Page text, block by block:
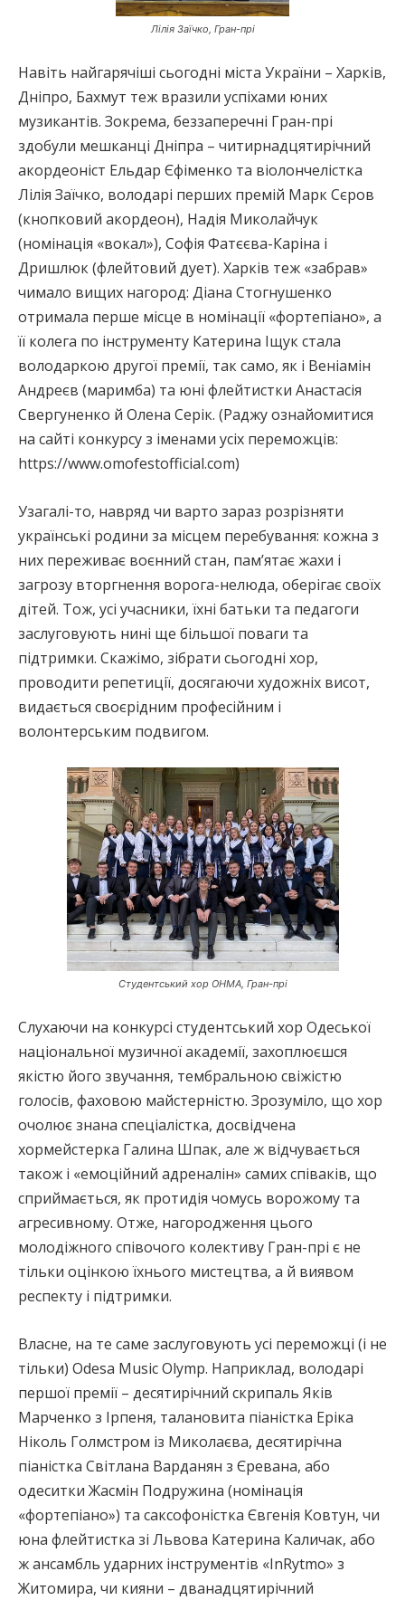
Лілія Заїчко, Гран-прі
Навіть найгарячіші сьогодні міста України – Харків,
Дніпро, Бахмут теж вразили успіхами юних
музикантів. Зокрема, беззаперечні Гран-прі
здобули мешканці Дніпра – читирнадцятирічний
акордеоніст Ельдар Єфіменко та віолончелістка
Лілія Заїчко, володарі перших премій Марк Сєров
(кнопковий акордеон), Надія Миколайчук
(номінація «вокал»), Софія Фатєєва-Каріна і
Дришлюк (флейтовий дует). Харків теж «забрав»
чимало вищих нагород: Діана Стогнушенко
отримала перше місце в номінації «фортепіано», а
її колега по інструменту Катерина Іщук стала
володаркою другої премії, так само, як і Веніамін
Андреєв (маримба) та юні флейтистки Анастасія
Свергуненко й Олена Серік. (Раджу ознайомитися
на сайті конкурсу з іменами усіх переможців:
https://www.omofestofficial.com)
Узагалі-то, навряд чи варто зараз розрізняти
українські родини за місцем перебування: кожна з
них переживає воєнний стан, пам’ятає жахи і
загрозу вторгнення ворога-нелюда, оберігає своїх
дітей. Тож, усі учасники, їхні батьки та педагоги
заслуговують нині ще більшої поваги та
підтримки. Скажімо, зібрати сьогодні хор,
проводити репетиції, досягаючи художніх висот,
видається своєрідним професійним і
волонтерським подвигом.
Студентський хор ОНМА, Гран-прі
Слухаючи на конкурсі студентський хор Одеської
національної музичної академії, захоплюєшся
якістю його звучання, тембральною свіжістю
голосів, фаховою майстерністю. Зрозуміло, що хор
очолює знана спеціалістка, досвідчена
хормейстерка Галина Шпак, але ж відчувається
також і «емоційний адреналін» самих співаків, що
сприймається, як протидія чомусь ворожому та
агресивному. Отже, нагородження цього
молодіжного співочого колективу Гран-прі є не
тільки оцінкою їхнього мистецтва, а й виявом
респекту і підтримки.
Власне, на те саме заслуговують усі переможці (і не
тільки) Odesa Music Olymр. Наприклад, володарі
першої премії – десятирічний скрипаль Яків
Марченко з Ірпеня, талановита піаністка Еріка
Ніколь Голмстром із Миколаєва, десятирічна
піаністка Світлана Варданян з Єревана, або
одеситки Жасмін Подружина (номінація
«фортепіано») та саксофоністка Євгенія Ковтун, чи
юна флейтистка зі Львова Катерина Каличак, або
ж ансамбль ударних інструментів «InRytmo» з
Житомира, чи кияни – дванадцятирічний